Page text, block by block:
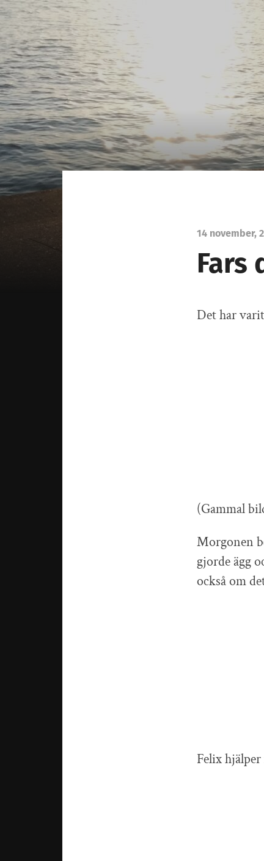
14 november,
Fars
Det har
(Gammal
Morgonen
gjorde ägg
också om
Felix